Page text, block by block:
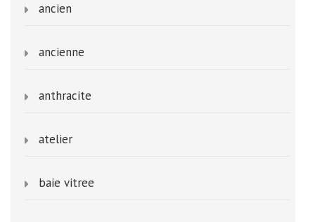
ancien
ancienne
anthracite
atelier
baie vitree